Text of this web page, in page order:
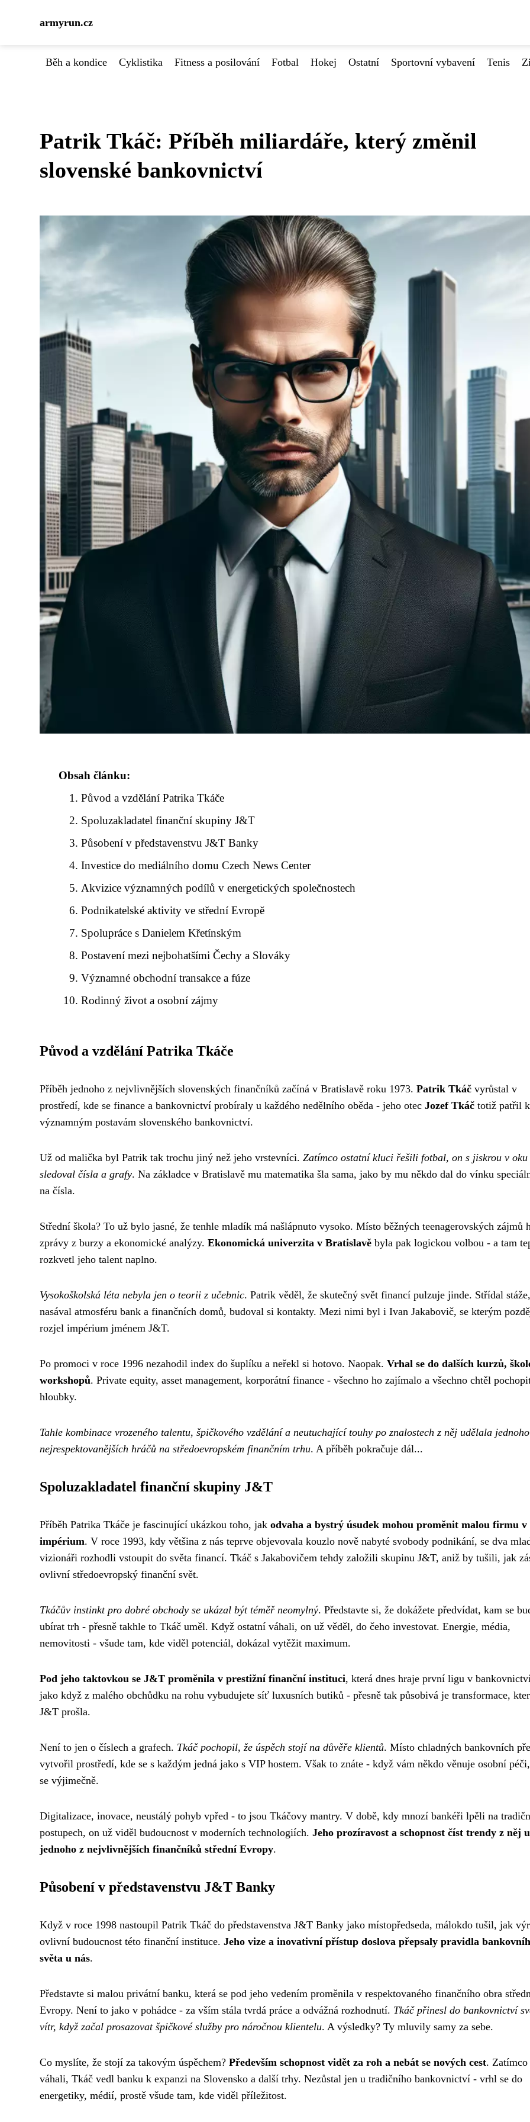
armyrun.cz
Běh a kondice Cyklistika Fitness a posilování Fotbal Hokej Ostatní Sportovní vybavení Tenis
Patrik Tkáč: Příběh miliardáře, který změnil
slovenské bankovnictví
Obsah článku:
Původ a vzdělání Patrika Tkáče
Spoluzakladatel finanční skupiny J&T
Působení v představenstvu J&T Banky
Investice do mediálního domu Czech News Center
Akvizice významných podílů v energetických společnostech
Podnikatelské aktivity ve střední Evropě
Spolupráce s Danielem Křetínským
Postavení mezi nejbohatšími Čechy a Slováky
Významné obchodní transakce a fúze
Rodinný život a osobní zájmy
Původ a vzdělání Patrika Tkáče
Příběh jednoho z nejvlivnějších slovenských finančníků začíná v Bratislavě roku 1973. Patrik Tkáč vyrůstal v
prostředí, kde se finance a bankovnictví probíraly u každého nedělního oběda - jeho otec Jozef Tkáč totiž patřil k
významným postavám slovenského bankovnictví.
Už od malička byl Patrik tak trochu jiný než jeho vrstevníci. Zatímco ostatní kluci řešili fotbal, on s jiskrou v oku
sledoval čísla a grafy. Na základce v Bratislavě mu matematika šla sama, jako by mu někdo dal do vínku
na čísla.
Střední škola? To už bylo jasné, že tenhle mladík má našlápnuto vysoko. Místo běžných teenagerovských zájmů
zprávy z burzy a ekonomické analýzy. Ekonomická univerzita v Bratislavě byla pak logickou volbou - a tam
rozkvetl jeho talent naplno.
Vysokoškolská léta nebyla jen o teorii z učebnic. Patrik věděl, že skutečný svět financí pulzuje jinde. Střídal stáže,
nasával atmosféru bank a finančních domů, budoval si kontakty. Mezi nimi byl i Ivan Jakabovič, se kterým
rozjel impérium jménem J&T.
Po promoci v roce 1996 nezahodil index do šuplíku a neřekl si hotovo. Naopak. Vrhal se do dalších kurzů,
workshopů. Private equity, asset management, korporátní finance - všechno ho zajímalo a všechno chtěl
hloubky.
Tahle kombinace vrozeného talentu, špičkového vzdělání a neutuchající touhy po znalostech z něj udělala
nejrespektovanějších hráčů na středoevropském finančním trhu. A příběh pokračuje dál...
Spoluzakladatel finanční skupiny J&T
Příběh Patrika Tkáče je fascinující ukázkou toho, jak odvaha a bystrý úsudek mohou proměnit malou firmu v
impérium. V roce 1993, kdy většina z nás teprve objevovala kouzlo nově nabyté svobody podnikání, se dva
vizionáři rozhodli vstoupit do světa financí. Tkáč s Jakabovičem tehdy založili skupinu J&T, aniž by tušili, jak
ovlivní středoevropský finanční svět.
Tkáčův instinkt pro dobré obchody se ukázal být téměř neomylný. Představte si, že dokážete předvídat, kam se
ubírat trh - přesně takhle to Tkáč uměl. Když ostatní váhali, on už věděl, do čeho investovat. Energie, média,
nemovitosti - všude tam, kde viděl potenciál, dokázal vytěžit maximum.
Pod jeho taktovkou se J&T proměnila v prestižní finanční instituci, která dnes hraje první ligu v
jako když z malého obchůdku na rohu vybudujete síť luxusních butiků - přesně tak působivá je transformace,
J&T prošla.
Není to jen o číslech a grafech. Tkáč pochopil, že úspěch stojí na důvěře klientů. Místo chladných bankovních
vytvořil prostředí, kde se s každým jedná jako s VIP hostem. Však to znáte - když vám někdo věnuje osobní
se výjimečně.
Digitalizace, inovace, neustálý pohyb vpřed - to jsou Tkáčovy mantry. V době, kdy mnozí bankéři lpěli na
postupech, on už viděl budoucnost v moderních technologiích. Jeho prozíravost a schopnost číst trendy z něj
jednoho z nejvlivnějších finančníků střední Evropy.
Působení v představenstvu J&T Banky
Když v roce 1998 nastoupil Patrik Tkáč do představenstva J&T Banky jako místopředseda, málokdo tušil, jak
ovlivní budoucnost této finanční instituce. Jeho vize a inovativní přístup doslova přepsaly pravidla
světa u nás.
Představte si malou privátní banku, která se pod jeho vedením proměnila v respektovaného finančního obra
Evropy. Není to jako v pohádce - za vším stála tvrdá práce a odvážná rozhodnutí. Tkáč přinesl do bankovnictví
vítr, když začal prosazovat špičkové služby pro náročnou klientelu. A výsledky? Ty mluvily samy za sebe.
Co myslíte, že stojí za takovým úspěchem? Především schopnost vidět za roh a nebát se nových cest.
váhali, Tkáč vedl banku k expanzi na Slovensko a další trhy. Nezůstal jen u tradičního bankovnictví - vrhl se do
energetiky, médií, prostě všude tam, kde viděl příležitost.